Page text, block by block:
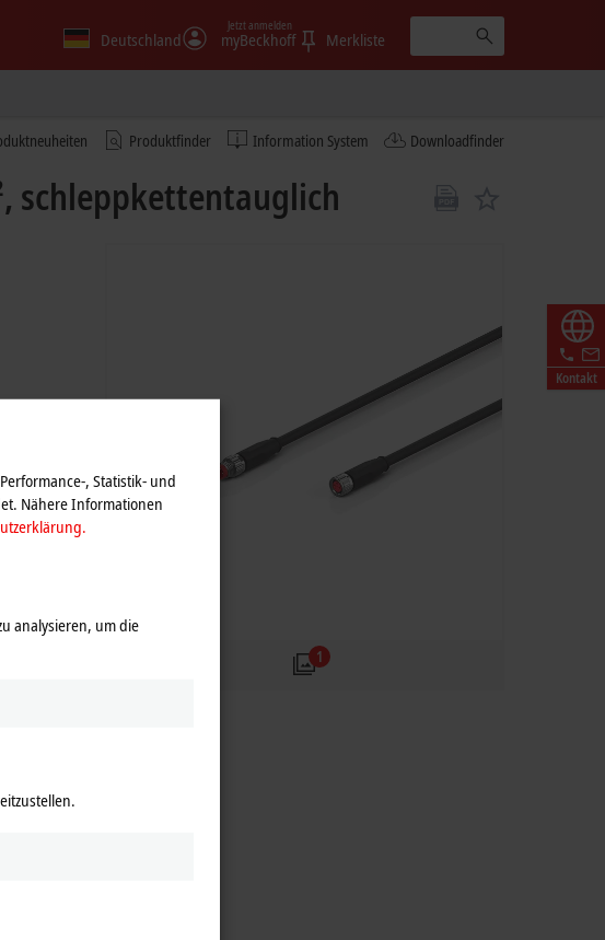
Deutschland myBeckhoff
Jetzt anmelden
Merkliste
Produktfinder Information System Downloadfinder
Kontakt
schleppkettentauglich
1
, Statistik- und
Nähere Informationen
analysieren, um die